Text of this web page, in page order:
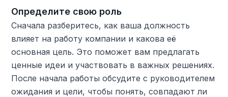
Определите свою роль
Сначала разберитесь, как ваша должность
влияет на работу компании и какова её
основная цель. Это поможет вам предлагать
ценные идеи и участвовать в важных решениях.
После начала работы обсудите с руководителем
ожидания и цели, чтобы понять, совпадают ли